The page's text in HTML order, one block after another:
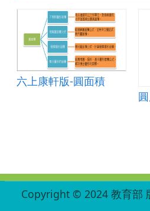
六上康軒版-圓面積
Copyright © 2024 教育部